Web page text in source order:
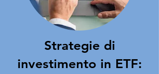
Strategie di
investimento in ETF: